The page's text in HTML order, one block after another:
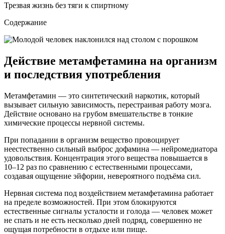
Трезвая жизнь без тяги к спиртному
Содержание
Действие метамфетамина на организм
и последствия употребления
Метамфетамин — это синтетический наркотик, который
вызывает сильную зависимость, перестраивая работу мозга.
Действие основано на грубом вмешательстве в тонкие
химические процессы нервной системы.
При попадании в организм вещество провоцирует
неестественно сильный выброс дофамина — нейромедиатора
удовольствия. Концентрация этого вещества повышается в
10–12 раз по сравнению с естественными процессами,
создавая ощущение эйфории, невероятного подъёма сил.
Нервная система под воздействием метамфетамина работает
на пределе возможностей. При этом блокируются
естественные сигналы усталости и голода — человек может
не спать и не есть несколько дней подряд, совершенно не
ощущая потребности в отдыхе или пище.